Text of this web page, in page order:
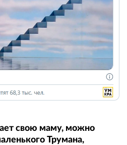
свою маму, можно
Трумана,